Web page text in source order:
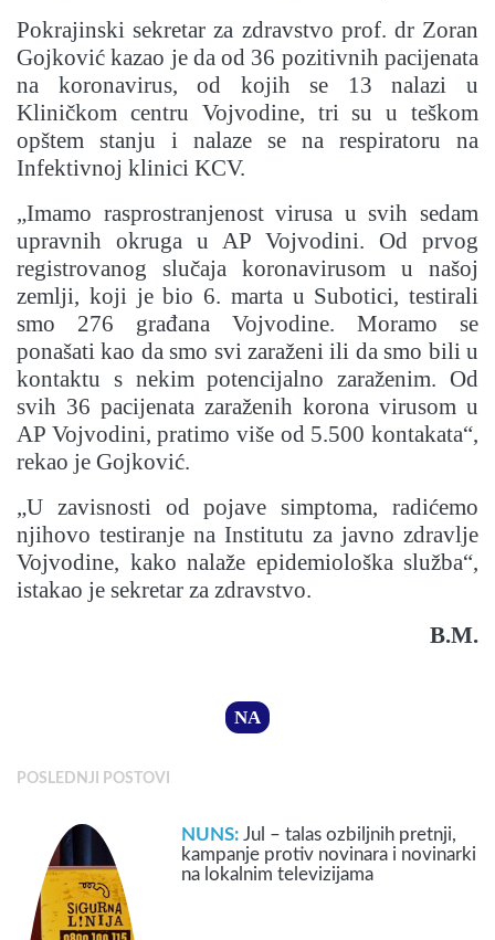
Pokrajinski sekretar za zdravstvo prof. dr Zoran
Gojković kazao je da od 36 pozitivnih pacijenata
na koronavirus, od kojih se 13 nalazi u
Kliničkom centru Vojvodine, tri su u teškom
opštem stanju i nalaze se na respiratoru na
Infektivnoj klinici KCV.
„Imamo rasprostranjenost virusa u svih sedam
upravnih okruga u AP Vojvodini. Od prvog
registrovanog slučaja koronavirusom u našoj
zemlji, koji je bio 6. marta u Subotici, testirali
smo 276 građana Vojvodine. Moramo se
ponašati kao da smo svi zaraženi ili da smo bili u
kontaktu s nekim potencijalno zaraženim. Od
svih 36 pacijenata zaraženih korona virusom u
AP Vojvodini, pratimo više od 5.500 kontakata“,
rekao je Gojković.
„U zavisnosti od pojave simptoma, radićemo
njihovo testiranje na Institutu za javno zdravlje
Vojvodine, kako nalaže epidemiološka služba“,
istakao je sekretar za zdravstvo.
B.M.
NA
POSLEDNJI POSTOVI
NUNS:Jul – talas ozbiljnih pretnji,
kampanje protiv novinara i novinarki
na lokalnim televizijama